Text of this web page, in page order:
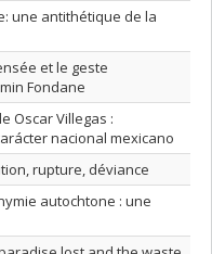
une antithétique de la
et le geste
Fondane
Oscar Villegas :
nacional mexicano
rupture, déviance
autochtone : une